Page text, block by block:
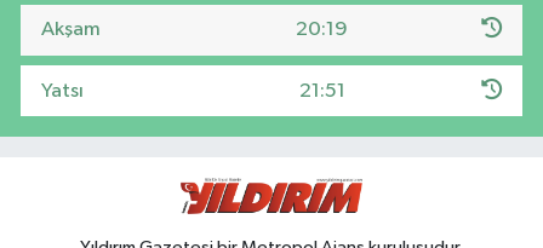
Akşam 20:19
Yatsı 21:51